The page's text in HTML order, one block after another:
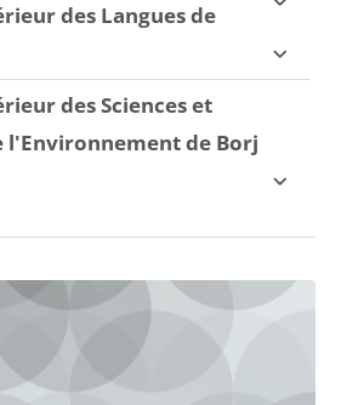
des Langues de
des Sciences et
l'Environnement de Borj